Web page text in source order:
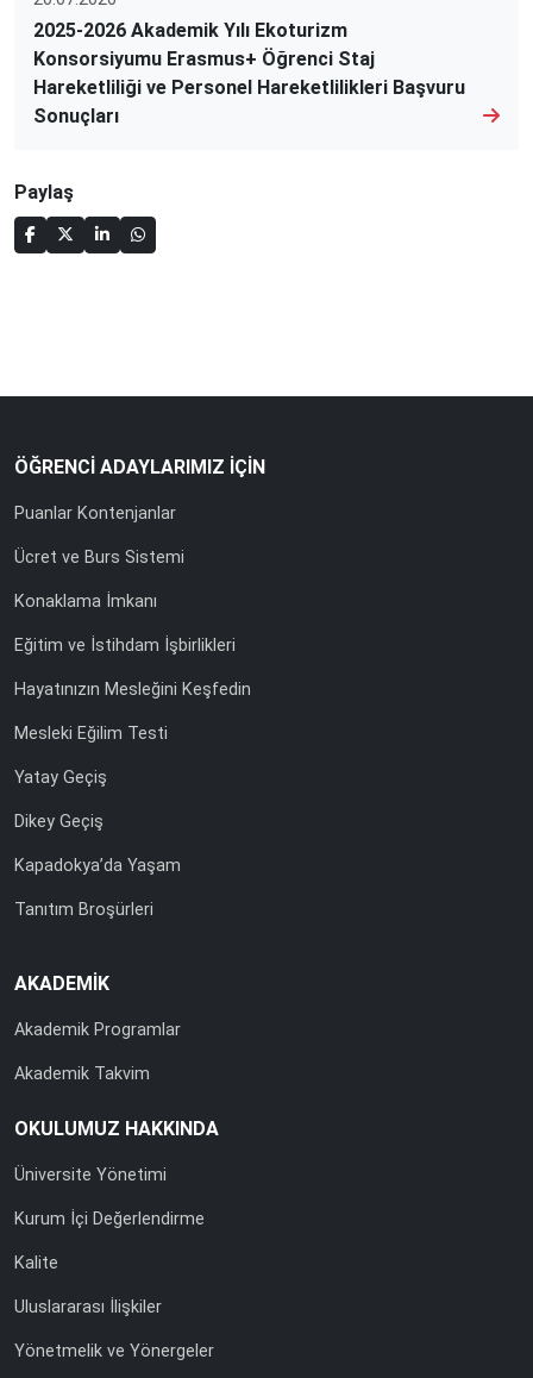
2025-2026 Akademik Yılı Ekoturizm
Konsorsiyumu Erasmus+ Öğrenci Staj
Hareketliliği ve Personel Hareketlilikleri Başvuru
Sonuçları
Paylaş
ÖĞRENCİ ADAYLARIMIZ İÇİN
Puanlar Kontenjanlar
Ücret ve Burs Sistemi
Konaklama İmkanı
Eğitim ve İstihdam İşbirlikleri
Hayatınızın Mesleğini Keşfedin
Mesleki Eğilim Testi
Yatay Geçiş
Dikey Geçiş
Kapadokya’da Yaşam
Tanıtım Broşürleri
AKADEMİK
Akademik Programlar
Akademik Takvim
OKULUMUZ HAKKINDA
Üniversite Yönetimi
Kurum İçi Değerlendirme
Kalite
Uluslararası İlişkiler
Yönetmelik ve Yönergeler